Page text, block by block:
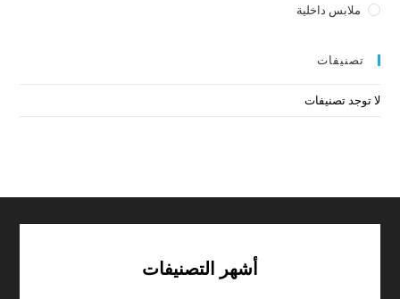
ملابس داخلية
تصنيفات
لا توجد تصنيفات
أشهر التصنيفات